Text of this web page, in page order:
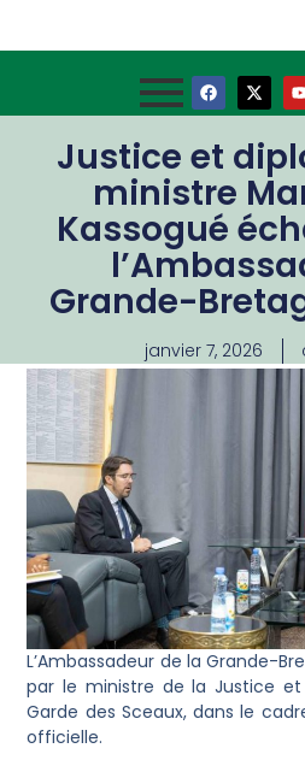
Justice et
ministre
Kassogué
Grande-
janvier 7, 2026
L’Ambassadeur de la Grande-
par le ministre de la Justice et
Garde des Sceaux, dans le
officielle.